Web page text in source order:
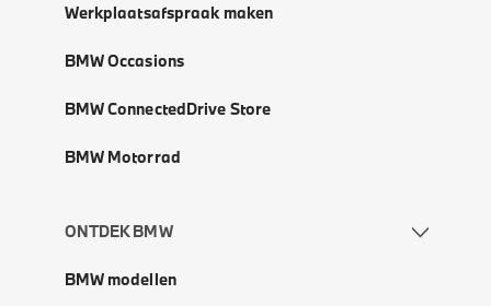
Werkplaatsafspraak maken
BMW Occasions
BMW ConnectedDrive Store
BMW Motorrad
ONTDEK BMW
BMW modellen